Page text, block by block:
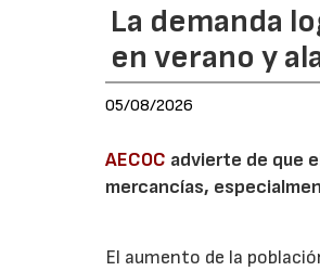
La demanda
en verano y
05/08/2026
AECOC advierte de que
mercancías,
El aumento de la